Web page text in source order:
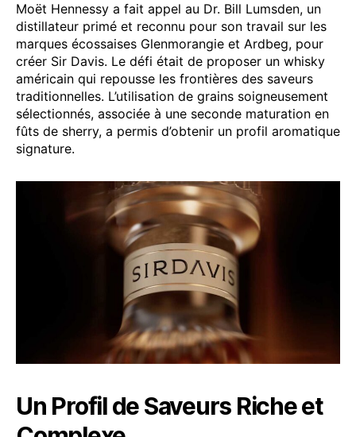
Moët Hennessy a fait appel au Dr. Bill Lumsden, un
distillateur primé et reconnu pour son travail sur les
marques écossaises Glenmorangie et Ardbeg, pour
créer Sir Davis. Le défi était de proposer un whisky
américain qui repousse les frontières des saveurs
traditionnelles. L’utilisation de grains soigneusement
sélectionnés, associée à une seconde maturation en
fûts de sherry, a permis d’obtenir un profil aromatique
signature.
Un Profil de Saveurs Riche et